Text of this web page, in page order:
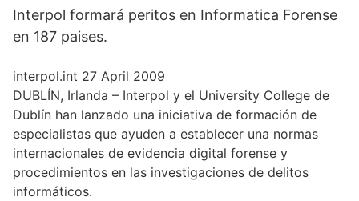
t
s
A
p
w
e
r
)
e
k
e
Interpol formará peritos en Informatica Forense
en 187 paises.
interpol.int 27 April 2009
DUBLÍN, Irlanda – Interpol y el University College de
Dublín han lanzado una iniciativa de formación de
especialistas que ayuden a establecer una normas
internacionales de evidencia digital forense y
procedimientos en las investigaciones de delitos
informáticos.